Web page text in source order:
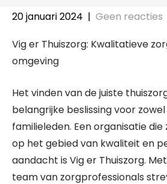
20 januari 2024 | Geen reacties
Vig er Thuiszorg: Kwalitatieve
omgeving
Het vinden van de juiste
belangrijke beslissing voor
familieleden. Een organisatie
op het gebied van kwaliteit en
aandacht is Vig er Thuiszorg.
team van zorgprofessionals